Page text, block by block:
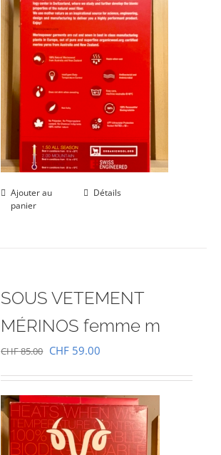
Ajouter au
panier
Détails
SOUS VETEMENT
MÉRINOS femme m
CHF85.00 Le
initial
était :
CHF 85.00.
CHF 59.00
actuel
est :
CHF 59.00.